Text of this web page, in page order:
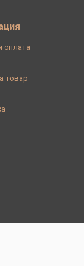
оплата
товар